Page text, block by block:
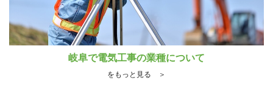
岐阜で電気工事の業種について
をもっと見る ＞